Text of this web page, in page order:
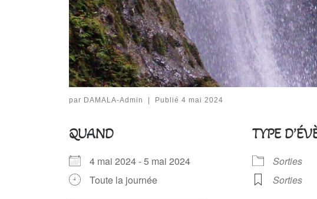
par DAMALA-Admin | Publié 4 mai 2024
QUAND
4 mai 2024 - 5 mai 2024
Toute la journée
TYPE
Sorties
Sorties